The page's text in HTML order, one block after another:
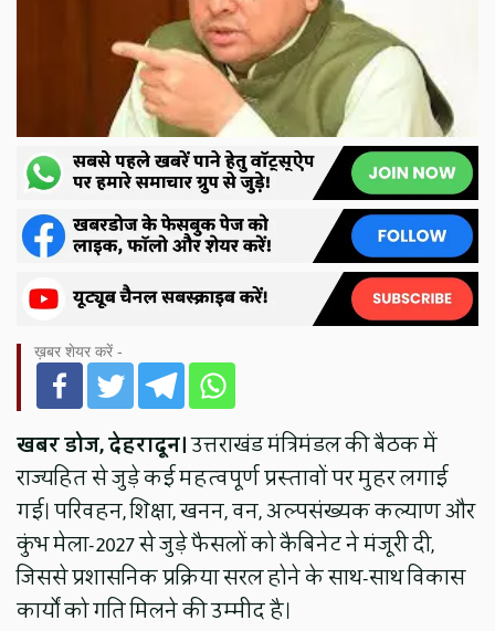
ख़बर शेयर करें -
खबर डोज, देहरादून।उत्तराखंड मंत्रिमंडल की बैठक में
राज्यहित से जुड़े कई महत्वपूर्ण प्रस्तावों पर मुहर लगाई
गई। परिवहन, शिक्षा, खनन, वन, अल्पसंख्यक कल्याण और
कुंभ मेला-2027 से जुड़े फैसलों को कैबिनेट ने मंजूरी दी,
जिससे प्रशासनिक प्रक्रिया सरल होने के साथ-साथ विकास
कार्यों को गति मिलने की उम्मीद है।